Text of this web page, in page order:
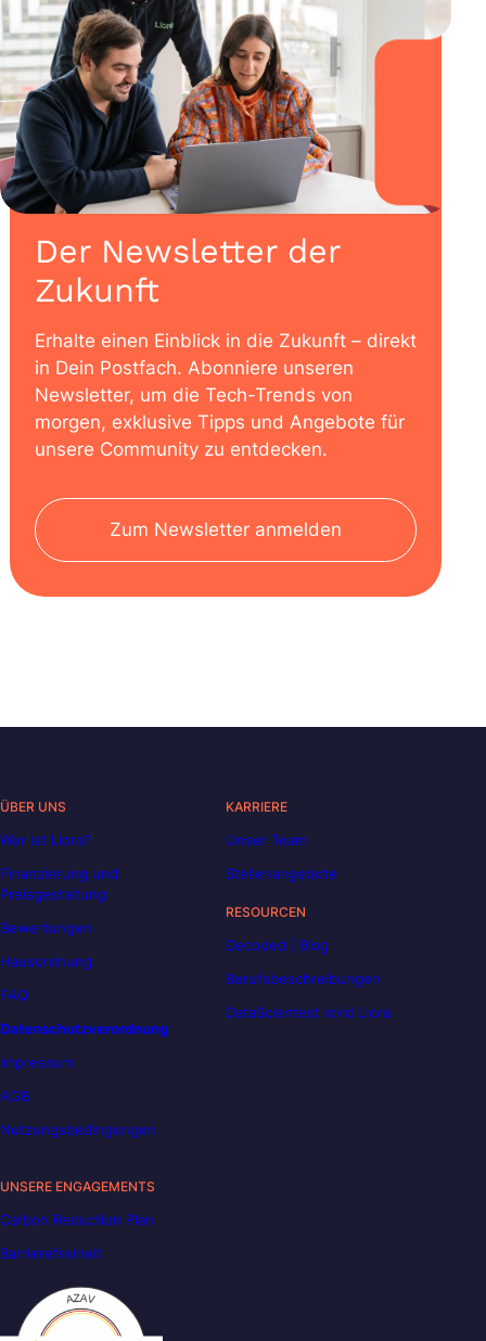
Der Newsletter der
Zukunft
Erhalte einen Einblick in die Zukunft – direkt
in Dein Postfach. Abonniere unseren
Newsletter, um die Tech-Trends von
morgen, exklusive Tipps und Angebote für
unsere Community zu entdecken.
Zum Newsletter anmelden
ÜBER UNS
Wer ist Liora?
Finanzierung und
Preisgestaltung
Bewertungen
Hausordnung
FAQ
Datenschutzverordnung
Impressum
AGB
Nutzungsbedingungen
KARRIERE
Unser Team
Stellenangebote
RESOURCEN
Decoded | Blog
Berufsbeschreibungen
DataScientest wird Liora
UNSERE ENGAGEMENTS
Carbon Reduction Plan
Barrierefreiheit